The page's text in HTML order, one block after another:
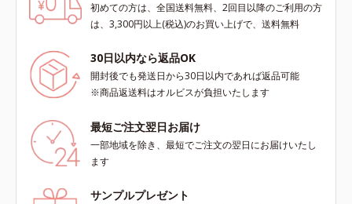
初めての方は、全国送料無料、2回目以降のご利用の方
は、3,300円以上(税込)のお買い上げで、送料無料
30日以内なら返品OK
開封後でも発送日から30日以内であれば返品可能
※商品返送料はオルビスが負担いたします
最短ご注文翌日お届け
一部地域を除き、最短でご注文の翌日にお届けいたし
ます
サンプルプレゼント